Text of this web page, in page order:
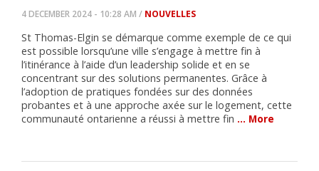
4 DECEMBER 2024 - 10:28 AM / NOUVELLES
St Thomas-Elgin se démarque comme exemple de ce qui
est possible lorsqu’une ville s’engage à mettre fin à
l’itinérance à l’aide d’un leadership solide et en se
concentrant sur des solutions permanentes. Grâce à
l’adoption de pratiques fondées sur des données
probantes et à une approche axée sur le logement, cette
communauté ontarienne a réussi à mettre fin … More